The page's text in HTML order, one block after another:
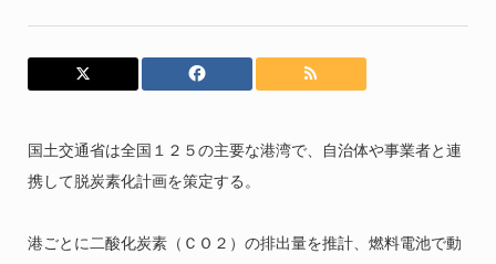
国土交通省は全国１２５の主要な港湾で、自治体や事業者と連
携して脱炭素化計画を策定する。
港ごとに二酸化炭素（ＣＯ２）の排出量を推計、燃料電池で動